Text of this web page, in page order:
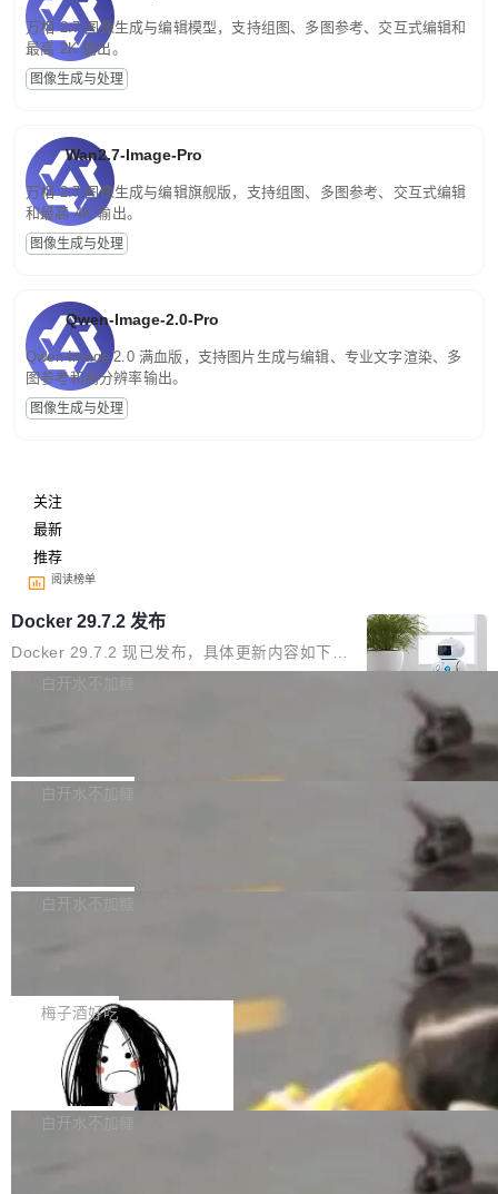
万相 2.7 图像生成与编辑模型，支持组图、多图参考、交互式编辑和
最高 2K 输出。
图像生成与处理
Wan2.7-Image-Pro
万相 2.7 图像生成与编辑旗舰版，支持组图、多图参考、交互式编辑
和最高 4K 输出。
图像生成与处理
Qwen-Image-2.0-Pro
Qwen-Image-2.0 满血版，支持图片生成与编辑、专业文字渲染、多
图参考和高分辨率输出。
图像生成与处理
关注
最新
推荐
阅读榜单
Docker 29.7.2 发布
Docker 29.7.2 现已发布，具体更新内容如下：
Bug fixes and enhancements 修复多次传递同
一个回归问题，该问题导致拉取镜像时会拒绝包
题，该问题可能导致在旧版 Linux 内核...
白开水不加糖
e 孵化器项目管理委员会（IPMC）投票中获得
P）！这一里程碑不仅标志着 Fluss 迈入新的发
白开水不加糖
长期停止内容更新，未能实现其作为“AI版维基百
提交的编辑请求也长期处于待处理状态。 Groki
pedia 于去年底上线，定位为由人工智能生成内
容的百科平台，被马斯克视为传统众包百科网站
维基百科的替代方案。Lawfare 调查发现，无论
热门页面还是低关注度页面，均未出现近期更
白开水不加糖
是这样的：配 MessageSource 的 Bean、写 R
eloadableResourceBundleMessageSource、
声明 LocaleResolver、注册 LocaleChangeInt
erceptor…五六步之后才能看到第一行翻译文
本。 Solon 换了个方式。整个 i18n 模块围绕三
梅子酒好吃
Apache Doris 4.1 全面增强 Iceberg：
支持 UPDATE、MERGE INTO 与 Iceb
erg V3
Apache Doris 4.1 要补齐的，正是缺失的那一
半。在已有查询能力的基础上，Doris 进一步支
白开水不加糖